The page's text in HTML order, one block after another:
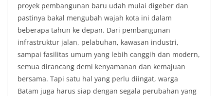
proyek pembangunan baru udah mulai digeber dan
pastinya bakal mengubah wajah kota ini dalam
beberapa tahun ke depan. Dari pembangunan
infrastruktur jalan, pelabuhan, kawasan industri,
sampai fasilitas umum yang lebih canggih dan modern,
semua dirancang demi kenyamanan dan kemajuan
bersama. Tapi satu hal yang perlu diingat, warga
Batam juga harus siap dengan segala perubahan yang